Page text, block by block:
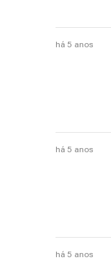
há 5 anos
há 5 anos
há 5 anos